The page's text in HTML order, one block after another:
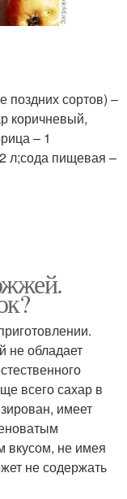
поздних сортов) –
коричневый,
– 1
л;сода пищевая –
не обладает
всего сахар в
имеет
вкусом, не имея
не содержать